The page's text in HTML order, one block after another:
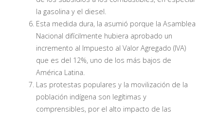
la gasolina y el diesel.
Esta medida dura, la asumió porque la Asamblea
Nacional difícilmente hubiera aprobado un
incremento al Impuesto al Valor Agregado (IVA)
que es del 12%, uno de los más bajos de
América Latina.
Las protestas populares y la movilización de la
población indígena son legítimas y
comprensibles, por el alto impacto de las